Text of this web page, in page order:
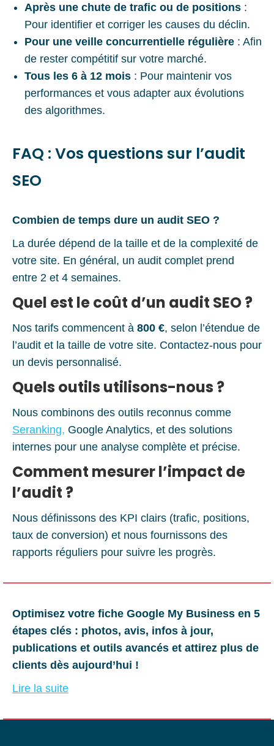
Après une chute de trafic ou de positions :
Pour identifier et corriger les causes du déclin.
Pour une veille concurrentielle régulière : Afin
de rester compétitif sur votre marché.
Tous les 6 à 12 mois : Pour maintenir vos
performances et vous adapter aux évolutions
des algorithmes.
FAQ : Vos questions sur l’audit
SEO
Combien de temps dure un audit SEO ?
La durée dépend de la taille et de la complexité de
votre site. En général, un audit complet prend
entre 2 et 4 semaines.
Quel est le coût d’un audit SEO ?
Nos tarifs commencent à 800 €, selon l’étendue de
l’audit et la taille de votre site. Contactez-nous pour
un devis personnalisé.
Quels outils utilisons-nous ?
Nous combinons des outils reconnus comme
Seranking, Google Analytics, et des solutions
internes pour une analyse complète et précise.
Comment mesurer l’impact de
l’audit ?
Nous définissons des KPI clairs (trafic, positions,
taux de conversion) et nous fournissons des
rapports réguliers pour suivre les progrès.
Optimisez votre fiche Google My Business en 5
étapes clés : photos, avis, infos à jour,
publications et outils avancés et attirez plus de
clients dès aujourd’hui !
Lire la suite